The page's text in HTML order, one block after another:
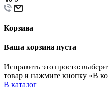
Корзина
Ваша корзина пуста
Исправить это просто:
товар и нажмите кнопку «В
В каталог